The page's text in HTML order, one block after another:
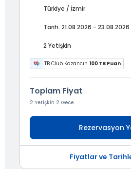
Türkiye / İzmir
Tarih: 21.08.2026 - 23.08.2026
2 Yetişkin
TB Club Kazancın 100 TB Puan
Toplam Fiyat
2 Yetişkin 2 Gece
Rezervasyon
Fiyatlar ve